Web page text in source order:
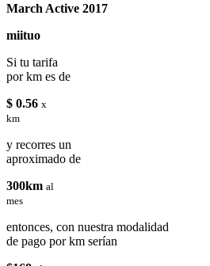
March Active 2017
miituo
Si tu tarifa
por km es de
$ 0.56 x
km
y recorres un
aproximado de
300km al
mes
entonces, con nuestra modalidad
de pago por km serían